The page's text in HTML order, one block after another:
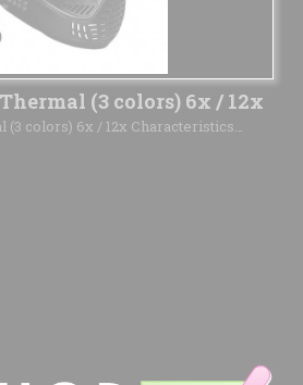
(3 colors) 6x / 12x
colors) 6x / 12x Characteristics…